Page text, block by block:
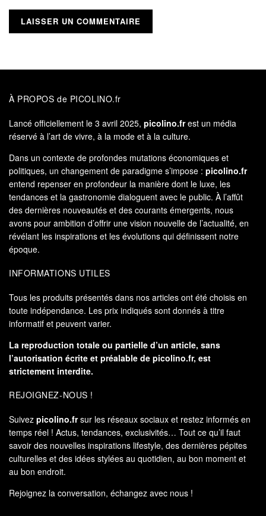
À PROPOS de PICOLINO.fr
Lancé officiellement le 3 avril 2025, picolino.frest un média
réservé à l’art de vivre, à la mode et à la culture.
Dans un contexte de profondes mutations économiques et
politiques, un changement de paradigme s’impose : picolino.fr
entend repenser en profondeur la manière dont le luxe, les
tendances et la gastronomie dialoguent avec le public. À l’affût
des dernières nouveautés et des courants émergents, nous
avons pour ambition d’offrir une vision nouvelle de l’actualité, en
révélant les inspirations et les évolutions qui définissent notre
époque.
INFORMATIONS UTILES
Tous les produits présentés dans nos articles ont été choisis en
toute indépendance. Les prix indiqués sont donnés à titre
informatif et peuvent varier.
La reproduction totale ou partielle d’un article, sans
l’autorisation écrite et préalable de picolino.fr, est
strictement interdite.
REJOIGNEZ-NOUS !
Suivez picolino.frsur les réseaux sociaux et restez informés en
temps réel ! Actus, tendances, exclusivités… Tout ce qu’il faut
savoir des nouvelles inspirations lifestyle, des dernières pépites
culturelles et des idées stylées au quotidien, au bon moment et
au bon endroit.
Rejoignez la conversation, échangez avec nous !